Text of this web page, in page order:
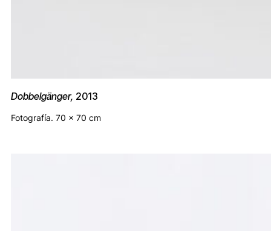
Dobbelgänger, 2013
Fotografía. 70 x 70 cm